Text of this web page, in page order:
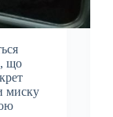
що
миску